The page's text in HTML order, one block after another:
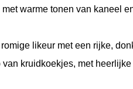
met warme tonen van kaneel
likeur met een rijke,
kruidkoekjes, met